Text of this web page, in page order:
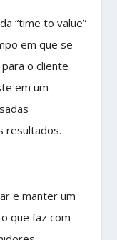
“time to value”
em que se
o cliente
em um
resultados.
e manter um
que faz com